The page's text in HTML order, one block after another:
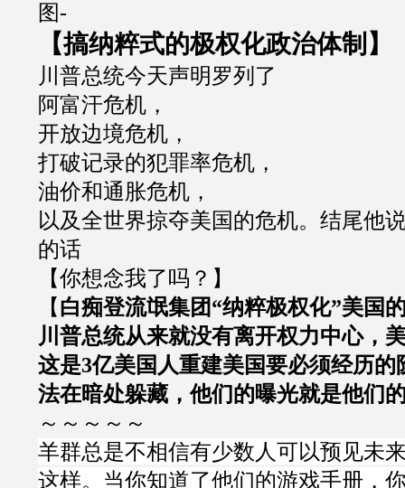
图-
【搞纳粹式的极权化政治体制】
川普总统今天声明罗列了
阿富汗危机，
开放边境危机，
打破记录的犯罪率危机，
油价和通胀危机，
以及全世界掠夺美国的危机。结尾他
的话
【你想念我了吗？】
【白痴登流氓集团“纳粹极权化”美国
川普总统从来就没有离开权力中心，
这是3亿美国人重建美国要必须经历的
法在暗处躲藏，他们的曝光就是他们
～～～～～
羊群总是不相信有少数人可以预见未
这样。当你知道了他们的游戏手册，